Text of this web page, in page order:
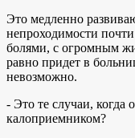
Это медленно
непроходимости
болями, с огромным
равно придет в
невозможно.
- Это те случаи, когда
калоприемником?